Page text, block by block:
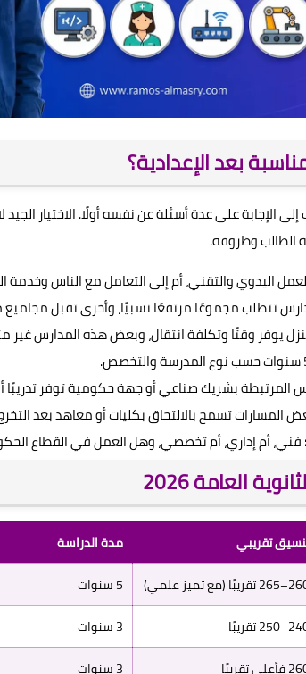
بعد الإعدادية؟
الإجابة على عدة أسئلة عن نفسه أولًا. الاختيار
وظروفه.
اليدوي والتقني، أم إلى التعامل مع الناس وخدمة
تتطلب مجموعًا مرتفعًا نسبيًا، وأخرى تقبل
يوفر وقتًا وتكلفة انتقال، وبعض هذه المدارس
المرتبطة بشريك صناعي أو جهة حكومية توفر
المسارات تسمح بالالتحاق بكليات أو معاهد بعد
فني، أم إداري، أم تخصصي، وهل العمل في القطاع
تقريبي مدة الدراسة
(مع تميز علمي) 5 سنوات
تقريبًا 3 سنوات
تقريبًا 3 سنوات